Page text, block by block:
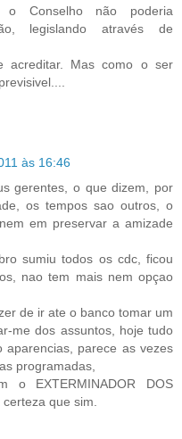
Conselho não poderia
legislando através de
acreditar. Mas como o ser
às 16:46
gerentes, o que dizem, por
os tempos sao outros, o
em preservar a amizade
sumiu todos os cdc, ficou
nao tem mais nem opçao
de ir ate o banco tomar um
me dos assuntos, hoje tudo
aparencias, parece as vezes
programadas,
EXTERMINADOR DOS
que sim.